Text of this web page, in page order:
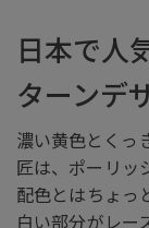
日本で人
ターンデ
濃い黄色とくっ
匠は、ポーリッ
配色とはちょっ
白い部分がレー